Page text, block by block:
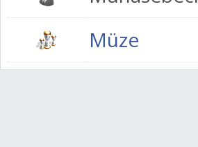
Müze